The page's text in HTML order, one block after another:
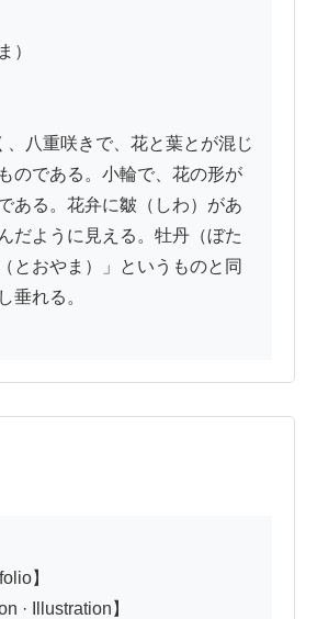
）
、八重咲きで、花と葉とが混じ
のである。小輪で、花の形が
ある。花弁に皺（しわ）があ
だように見える。牡丹（ぼた
とおやま）」というものと同
垂れる。
· Illustration】